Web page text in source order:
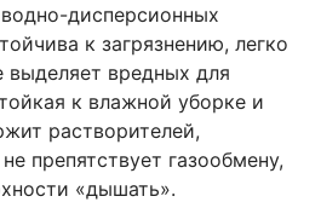
дисперсионных
к загрязнению, легко
выделяет вредных для
к влажной уборке и
растворителей,
препятствует газообмену,
«дышать».